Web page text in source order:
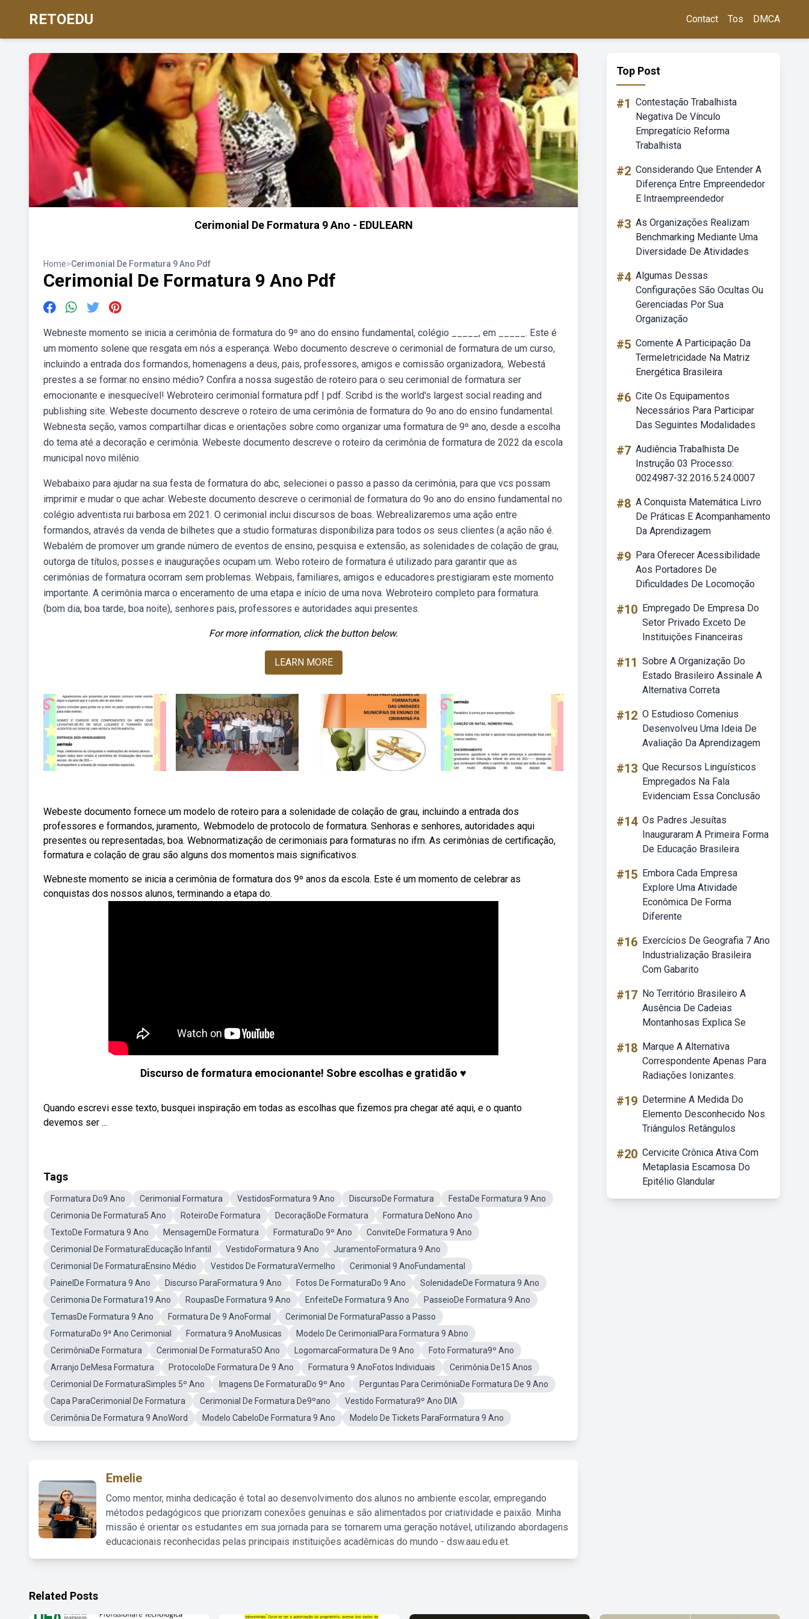
RETOEDU Contact Tos DMCA
Cerimonial De Formatura 9 Ano - EDULEARN
Home>Cerimonial De Formatura 9 Ano Pdf
Cerimonial De Formatura 9 Ano Pdf
Webneste momento se inicia a cerimônia de formatura do 9º ano do ensino fundamental, colégio _____, em _____. Este é
um momento solene que resgata em nós a esperança. Webo documento descreve o cerimonial de formatura de um curso,
incluindo a entrada dos formandos, homenagens a deus, pais, professores, amigos e comissão organizadora,. Webestá
prestes a se formar no ensino médio? Confira a nossa sugestão de roteiro para o seu cerimonial de formatura ser
emocionante e inesquecível! Webroteiro cerimonial formatura pdf | pdf. Scribd is the world's largest social reading and
publishing site. Webeste documento descreve o roteiro de uma cerimônia de formatura do 9o ano do ensino fundamental.
Webnesta seção, vamos compartilhar dicas e orientações sobre como organizar uma formatura de 9º ano, desde a escolha
do tema até a decoração e cerimônia. Webeste documento descreve o roteiro da cerimônia de formatura de 2022 da escola
municipal novo milênio.
Webabaixo para ajudar na sua festa de formatura do abc, selecionei o passo a passo da cerimônia, para que vcs possam
imprimir e mudar o que achar. Webeste documento descreve o cerimonial de formatura do 9o ano do ensino fundamental no
colégio adventista rui barbosa em 2021. O cerimonial inclui discursos de boas. Webrealizaremos uma ação entre
formandos, através da venda de bilhetes que a studio formaturas disponibiliza para todos os seus clientes (a ação não é.
Webalém de promover um grande número de eventos de ensino, pesquisa e extensão, as solenidades de colação de grau,
outorga de títulos, posses e inaugurações ocupam um. Webo roteiro de formatura é utilizado para garantir que as
cerimônias de formatura ocorram sem problemas. Webpais, familiares, amigos e educadores prestigiaram este momento
importante. A cerimônia marca o enceramento de uma etapa e início de uma nova. Webroteiro completo para formatura.
(bom dia, boa tarde, boa noite), senhores pais, professores e autoridades aqui presentes.
For more information, click the button below.
LEARN MORE
Webeste documento fornece um modelo de roteiro para a solenidade de colação de grau, incluindo a entrada dos
professores e formandos, juramento,. Webmodelo de protocolo de formatura. Senhoras e senhores, autoridades aqui
presentes ou representadas, boa. Webnormatização de cerimoniais para formaturas no ifrn. As cerimônias de certificação,
formatura e colação de grau são alguns dos momentos mais significativos.
Webneste momento se inicia a cerimônia de formatura dos 9º anos da escola. Este é um momento de celebrar as
conquistas dos nossos alunos, terminando a etapa do.
Discurso de formatura emocionante! Sobre escolhas e gratidão ♥️
Quando escrevi esse texto, busquei inspiração em todas as escolhas que fizemos pra chegar até aqui, e o quanto
devemos ser ...
Tags
Formatura Do9 Ano Cerimonial Formatura VestidosFormatura 9 Ano DiscursoDe Formatura
FestaDe Formatura 9 Ano
Cerimonia De Formatura5 Ano
RoteiroDe Formatura DecoraçãoDe Formatura
Formatura DeNono Ano
TextoDe Formatura 9 Ano
MensagemDe Formatura FormaturaDo 9º Ano
ConviteDe Formatura 9 Ano
Cerimonial De FormaturaEducação Infantil
VestidoFormatura 9 Ano
JuramentoFormatura 9 Ano
Cerimonial De FormaturaEnsino Médio
Vestidos De FormaturaVermelho
Cerimonial 9 AnoFundamental
PainelDe Formatura 9 Ano
Discurso ParaFormatura 9 Ano Fotos De FormaturaDo 9 Ano
SolenidadeDe Formatura 9 Ano
Cerimonia De Formatura19 Ano
RoupasDe Formatura 9 Ano EnfeiteDe Formatura 9 Ano
PasseioDe Formatura 9 Ano
TemasDe Formatura 9 Ano
Formatura De 9 AnoFormal
Cerimonial De FormaturaPasso a Passo
FormaturaDo 9ª Ano Cerimonial
Formatura 9 AnoMusicas
Modelo De CerimonialPara Formatura 9 Abno
CerimôniaDe Formatura
Cerimonial De Formatura5O Ano LogomarcaFormatura De 9 Ano
Foto Formatura9º Ano
Arranjo DeMesa Formatura
ProtocoloDe Formatura De 9 Ano Formatura 9 AnoFotos Individuais
Cerimônia De15 Anos
Cerimonial De FormaturaSimples 5º Ano
Imagens De FormaturaDo 9º Ano
Perguntas Para CerimôniaDe Formatura De 9 Ano
Capa ParaCerimonial De Formatura
Cerimonial De Formatura De9ºano
Vestido Formatura9º Ano DIA
Cerimônia De Formatura 9 AnoWord
Modelo CabeloDe Formatura 9 Ano Modelo De Tickets ParaFormatura 9 Ano
Emelie
Como mentor, minha dedicação é total ao desenvolvimento dos alunos no ambiente escolar, empregando
métodos pedagógicos que priorizam conexões genuínas e são alimentados por criatividade e paixão. Minha
missão é orientar os estudantes em sua jornada para se tornarem uma geração notável, utilizando abordagens
educacionais reconhecidas pelas principais instituições acadêmicas do mundo - dsw.aau.edu.et.
Top Post
#1 Contestação Trabalhista
Negativa De Vínculo
Empregatício Reforma
Trabalhista
#2 Considerando Que Entender A
Diferença Entre Empreendedor
E Intraempreendedor
#3 As Organizações Realizam
Benchmarking Mediante Uma
Diversidade De Atividades
#4 Algumas Dessas
Configurações São Ocultas Ou
Gerenciadas Por Sua
Organização
#5 Comente A Participação Da
Termeletricidade Na Matriz
Energética Brasileira
#6 Cite Os Equipamentos
Necessários Para Participar
Das Seguintes Modalidades
#7 Audiência Trabalhista De
Instrução 03 Processo:
0024987-32.2016.5.24.0007
#8 A Conquista Matemática Livro
De Práticas E Acompanhamento
Da Aprendizagem
#9 Para Oferecer Acessibilidade
Aos Portadores De
Dificuldades De Locomoção
#10 Empregado De Empresa Do
Setor Privado Exceto De
Instituições Financeiras
#11 Sobre A Organização Do
Estado Brasileiro Assinale A
Alternativa Correta
#12 O Estudioso Comenius
Desenvolveu Uma Ideia De
Avaliação Da Aprendizagem
#13 Que Recursos Linguísticos
Empregados Na Fala
Evidenciam Essa Conclusão
#14 Os Padres Jesuítas
Inauguraram A Primeira Forma
De Educação Brasileira
#15 Embora Cada Empresa
Explore Uma Atividade
Econômica De Forma
Diferente
#16 Exercícios De Geografia 7 Ano
Industrialização Brasileira
Com Gabarito
#17 No Território Brasileiro A
Ausência De Cadeias
Montanhosas Explica Se
#18 Marque A Alternativa
Correspondente Apenas Para
Radiações Ionizantes.
#19 Determine A Medida Do
Elemento Desconhecido Nos
Triângulos Retângulos
#20 Cervicite Crônica Ativa Com
Metaplasia Escamosa Do
Epitélio Glandular
Related Posts